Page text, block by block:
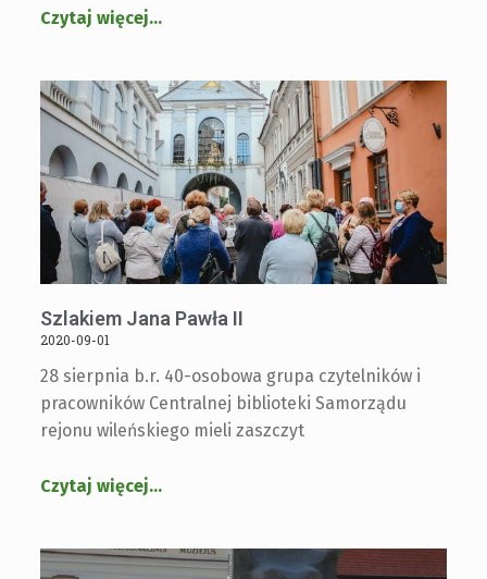
Czytaj więcej…
Szlakiem Jana Pawła II
2020-09-01
28 sierpnia b.r. 40-osobowa grupa czytelników i
pracowników Centralnej biblioteki Samorządu
rejonu wileńskiego mieli zaszczyt
Czytaj więcej…